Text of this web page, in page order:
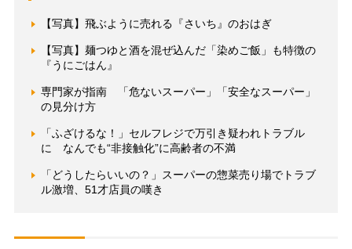
【写真】飛ぶように売れる『さいち』のおはぎ
【写真】麺つゆと酒を混ぜ込んだ「染めご飯」も特徴の
『うにごはん』
専門家が指南 「危ないスーパー」「安全なスーパー」
の見分け方
「ふざけるな！」セルフレジで万引き疑われトラブル
に なんでも“非接触化”に高齢者の不満
「どうしたらいいの？」スーパーの惣菜売り場でトラブ
ル激増、51才店員の嘆き